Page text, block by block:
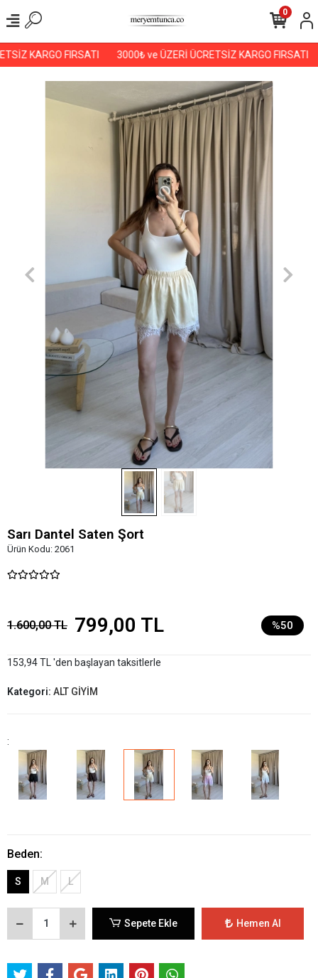
KARGO FIRSATI 3000₺ ve ÜZERİ ÜCRETSİZ KARGO FIRSATI
0
Sarı Dantel Saten Şort
Ürün Kodu: 2061
1.600,00 TL 799,00 TL %50
153,94 TL 'den başlayan taksitlerle
Kategori: ALT GİYİM
:
Beden:
S M L
Sepete Ekle Hemen Al